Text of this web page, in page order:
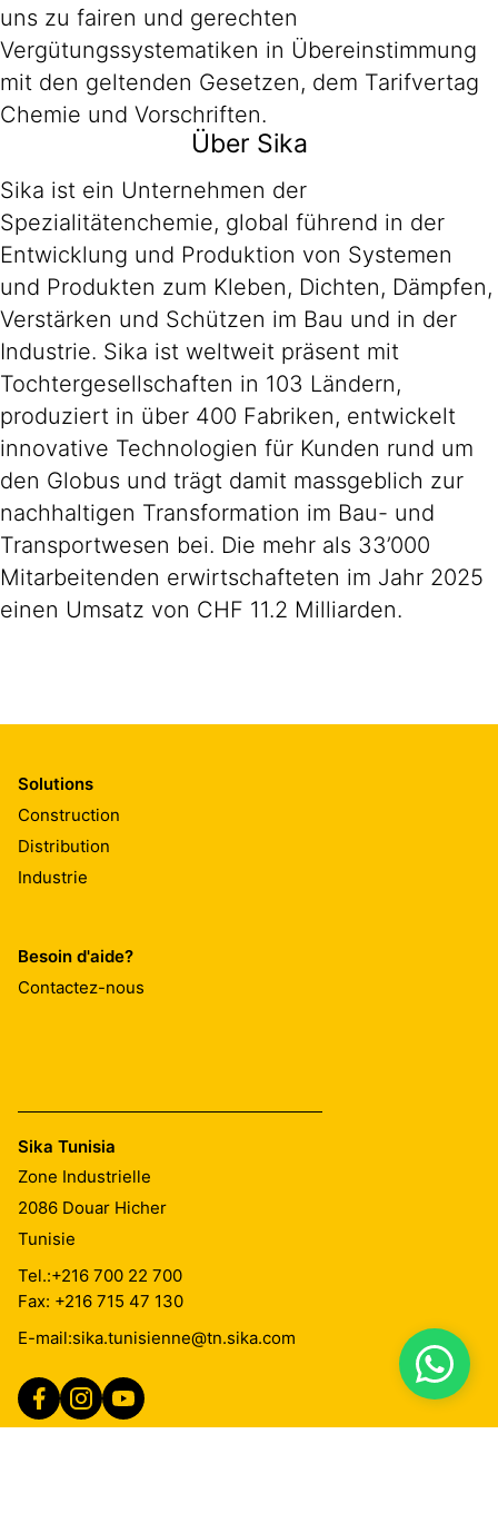
uns zu fairen und gerechten
Vergütungssystematiken in Übereinstimmung
mit den geltenden Gesetzen, dem Tarifvertag
Chemie und Vorschriften.
Über Sika
Sika ist ein Unternehmen der
Spezialitätenchemie, global führend in der
Entwicklung und Produktion von Systemen
und Produkten zum Kleben, Dichten, Dämpfen,
Verstärken und Schützen im Bau und in der
Industrie. Sika ist weltweit präsent mit
Tochtergesellschaften in 103 Ländern,
produziert in über 400 Fabriken, entwickelt
innovative Technologien für Kunden rund um
den Globus und trägt damit massgeblich zur
nachhaltigen Transformation im Bau- und
Transportwesen bei. Die mehr als 33’000
Mitarbeitenden erwirtschafteten im Jahr 2025
einen Umsatz von CHF 11.2 Milliarden.
Solutions
Construction
Distribution
Industrie
Besoin d'aide?
Contactez-nous
Sika Tunisia
Zone Industrielle
2086 Douar Hicher
Tunisie
Tel.:+216 700 22 700
Fax: +216 715 47 130
E-mail:sika.tunisienne@tn.sika.com